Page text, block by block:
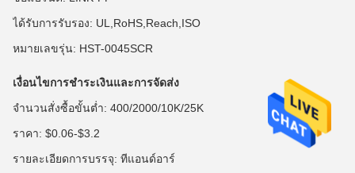
ได้รับการรับรอง: UL,RoHS,Reach,ISO
หมายเลขรุ่น: HST-0045SCR
เงื่อนไขการชำระเงินและการจัดส่ง
จำนวนสั่งซื้อขั้นต่ำ: 400/2000/10K/25K
ราคา: $0.06-$3.2
รายละเอียดการบรรจุ: ทีแอนด์อาร์